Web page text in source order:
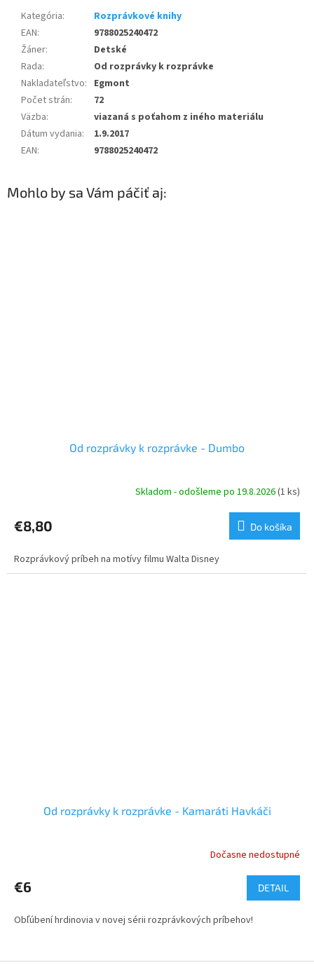
Kategória:
Rozprávkové knihy
EAN:
9788025240472
Žáner:
Detské
Rada:
Od rozprávky k rozprávke
Nakladateľstvo: Egmont
Počet strán:
72
Väzba:
viazaná s poťahom z iného materiálu
Dátum vydania:
1.9.2017
EAN: 9788025240472
Mohlo by sa Vám páčiť aj:
Od rozprávky k rozprávke - Dumbo
Skladom - odošleme po 19.8.2026(1 ks)
€8,80 Do košíka
Rozprávkový príbeh na motívy filmu Walta Disney
Od rozprávky k rozprávke - Kamaráti Havkáči
Dočasne nedostupné
€6 DETAIL
Obľúbení hrdinovia v novej sérii rozprávkových príbehov!